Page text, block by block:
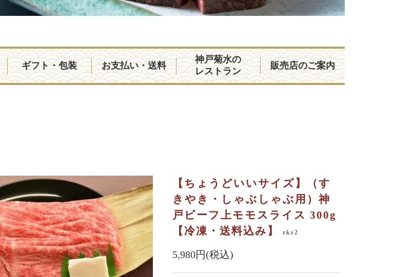
ギフト・包装 お支払い・送料
神戸菊水の
レストラン
販売店のご案内
【ちょうどいいサイズ】（す
きやき・しゃぶしゃぶ用）神
戸ビーフ上モモスライス 300g
【冷凍・送料込み】rkr2
5,980円(税込)